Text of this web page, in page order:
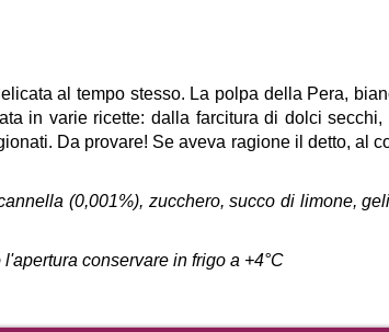
al tempo stesso. La polpa della Pera,
in varie ricette: dalla farcitura di dolci secchi,
Da provare! Se aveva ragione il detto, al
(0,001%), zucchero, succo di limone,
conservare in frigo a +4°C